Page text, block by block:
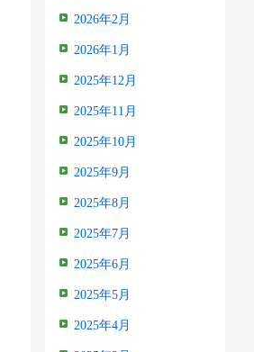
2026年2月
2026年1月
2025年12月
2025年11月
2025年10月
2025年9月
2025年8月
2025年7月
2025年6月
2025年5月
2025年4月